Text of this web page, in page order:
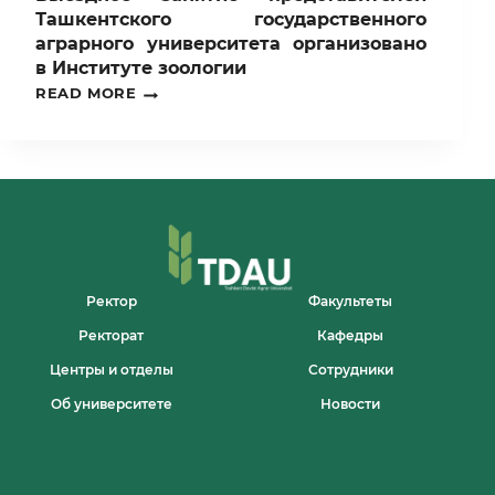
Ташкентского государственного
аграрного университета организовано
в Институте зоологии
READ MORE
ВЫЕЗДНОЕ
ОРГАНИЗОВАНО
Ректор
Факультеты
Ректорат Кафедры
Центры и отделы Сотрудники
Об университете Новости